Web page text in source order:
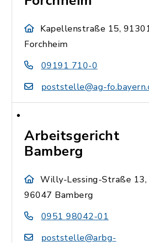
Kapellenstraße 15,
Forchheim
09191 710-0
poststelle@ag-
Arbeitsgericht
Bamberg
Willy-Lessing-Straße 13,
96047 Bamberg
0951 98042-01
poststelle@arbg-